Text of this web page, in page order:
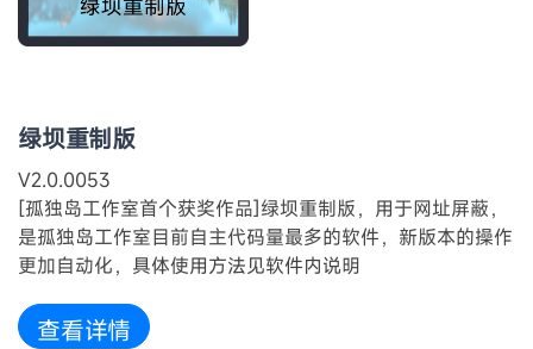
绿坝重制版
V2.0.0053
[孤独岛工作室首个获奖作品]绿坝重制版，用于网址屏蔽，
是孤独岛工作室目前自主代码量最多的软件，新版本的操作
更加自动化，具体使用方法见软件内说明
查看详情